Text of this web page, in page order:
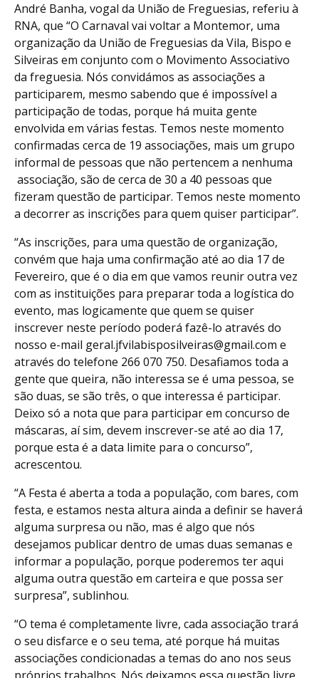
André Banha, vogal da União de Freguesias, referiu à
RNA, que “O Carnaval vai voltar a Montemor, uma
organização da União de Freguesias da Vila, Bispo e
Silveiras em conjunto com o Movimento Associativo
da freguesia. Nós convidámos as associações a
participarem, mesmo sabendo que é impossível a
participação de todas, porque há muita gente
envolvida em várias festas. Temos neste momento
confirmadas cerca de 19 associações, mais um grupo
informal de pessoas que não pertencem a nenhuma
associação, são de cerca de 30 a 40 pessoas que
fizeram questão de participar. Temos neste momento
a decorrer as inscrições para quem quiser participar”.
“As inscrições, para uma questão de organização,
convém que haja uma confirmação até ao dia 17 de
Fevereiro, que é o dia em que vamos reunir outra vez
com as instituições para preparar toda a logística do
evento, mas logicamente que quem se quiser
inscrever neste período poderá fazê-lo através do
nosso e-mail geral.jfvilabisposilveiras@gmail.com e
através do telefone 266 070 750. Desafiamos toda a
gente que queira, não interessa se é uma pessoa, se
são duas, se são três, o que interessa é participar.
Deixo só a nota que para participar em concurso de
máscaras, aí sim, devem inscrever-se até ao dia 17,
porque esta é a data limite para o concurso”,
acrescentou.
“A Festa é aberta a toda a população, com bares, com
festa, e estamos nesta altura ainda a definir se haverá
alguma surpresa ou não, mas é algo que nós
desejamos publicar dentro de umas duas semanas e
informar a população, porque poderemos ter aqui
alguma outra questão em carteira e que possa ser
surpresa”, sublinhou.
“O tema é completamente livre, cada associação trará
o seu disfarce e o seu tema, até porque há muitas
associações condicionadas a temas do ano nos seus